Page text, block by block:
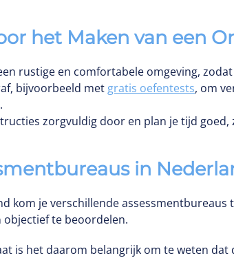
het Maken van een
rustige en comfortabele omgeving,
bijvoorbeeld met gratis oefentests, om
zorgvuldig door en plan je tijd
in
kom je verschillende
objectief te beoordelen.
is het daarom belangrijk om te weten